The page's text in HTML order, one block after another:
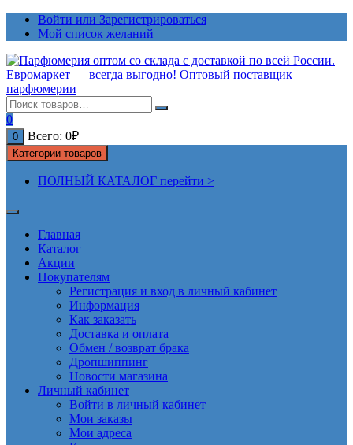
ПерейтиВойти или Зарегистрироваться
Мой список желаний
0
0 Всего: 0₽
Категории товаров
ПОЛНЫЙ КАТАЛОГ перейти >
Главная
Каталог
Акции
Покупателям
Регистрация и вход в личный кабинет
Информация
Как заказать
Доставка и оплата
Обмен / возврат брака
Дропшиппинг
Новости магазина
Личный кабинет
Войти в личный кабинет
Мои заказы
Мои адреса